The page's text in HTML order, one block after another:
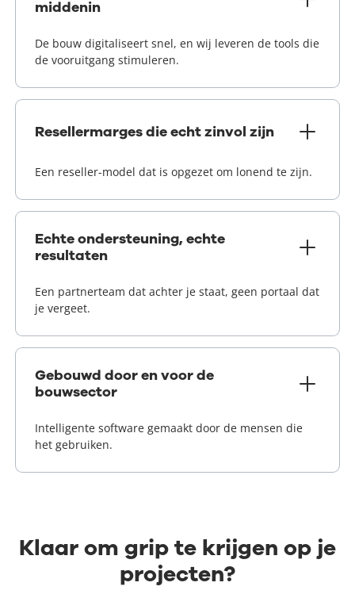
middenin
De bouw digitaliseert snel, en wij leveren de tools die
de vooruitgang stimuleren.
Resellermarges die echt zinvol zijn
Een reseller-model dat is opgezet om lonend te zijn.
Echte ondersteuning, echte
resultaten
Een partnerteam dat achter je staat, geen portaal dat
je vergeet.
Gebouwd door en voor de
bouwsector
Intelligente software gemaakt door de mensen die
het gebruiken.
Klaar om grip te krijgen op je
projecten?